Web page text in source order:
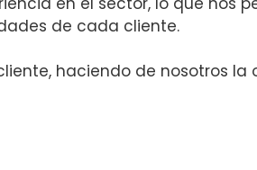
de cada cliente.
haciendo de nosotros la